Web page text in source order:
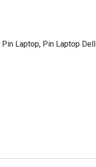
Pin Laptop, Pin Laptop Dell